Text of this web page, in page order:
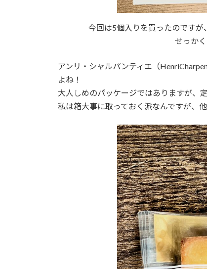
今回は5個入りを買ったのですが
せっか
アンリ・シャルパンティエ（
よね！
大人しめのパッケージではありますが、
私は箱大事に取っておく派なんですが、